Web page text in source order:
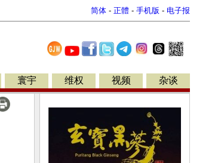
简体 - 正體 - 手机版 - 电子报
寰宇 维权 视频 杂谈